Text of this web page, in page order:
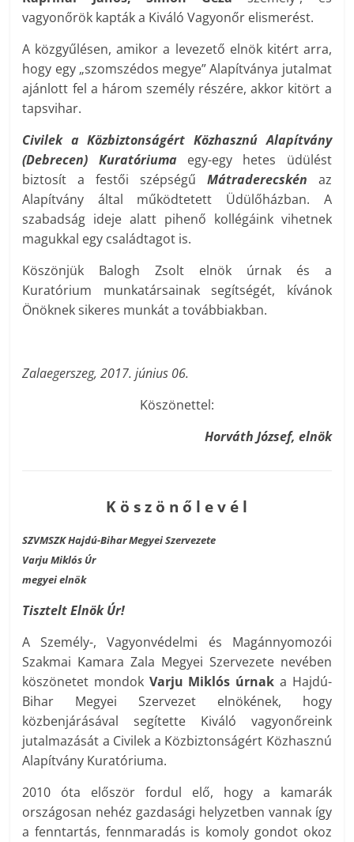
vagyonőrök kapták a Kiváló Vagyonőr elismerést.
A közgyűlésen, amikor a levezető elnök kitért arra,
hogy egy „szomszédos megye” Alapítványa jutalmat
ajánlott fel a három személy részére, akkor kitört a
tapsvihar.
Civilek a Közbiztonságért Közhasznú Alapítvány
(Debrecen) Kuratóriuma egy-egy hetes üdülést
biztosít a festői szépségű Mátraderecskén az
Alapítvány által működtetett Üdülőházban. A
szabadság ideje alatt pihenő kollégáink vihetnek
magukkal egy családtagot is.
Köszönjük Balogh Zsolt elnök úrnak és a
Kuratórium munkatársainak segítségét, kívánok
Önöknek sikeres munkát a továbbiakban.
Zalaegerszeg, 2017. június 06.
Köszönettel:
Horváth József, elnök
K ö s z ö n ő l e v é l
SZVMSZK Hajdú-Bihar Megyei Szervezete
Varju Miklós Úr
megyei elnök
Tisztelt Elnök Úr!
A Személy-, Vagyonvédelmi és Magánnyomozói
Szakmai Kamara Zala Megyei Szervezete nevében
köszönetet mondok Varju Miklós úrnak a Hajdú-
Bihar Megyei Szervezet elnökének, hogy
közbenjárásával segítette Kiváló vagyonőreink
jutalmazását a Civilek a Közbiztonságért Közhasznú
Alapítvány Kuratóriuma.
2010 óta először fordul elő, hogy a kamarák
országosan nehéz gazdasági helyzetben vannak így
a fenntartás, fennmaradás is komoly gondot okoz